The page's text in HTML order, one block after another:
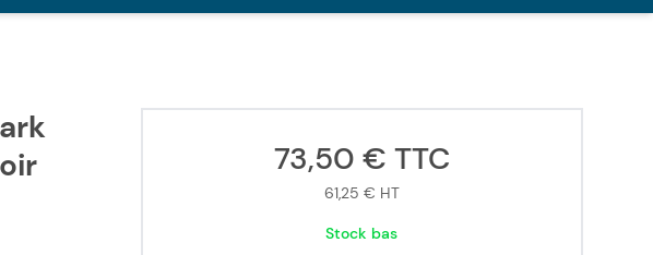
73,50 € TTC
61,25 € HT
Stock bas